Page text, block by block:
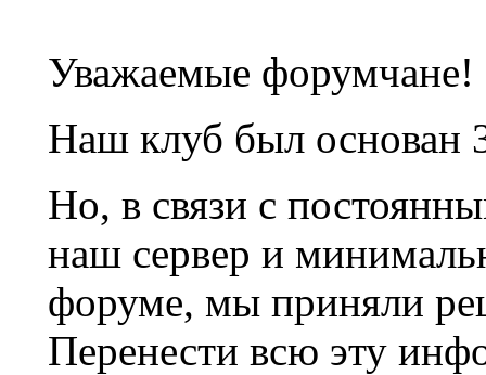
Уважаемые форумчане!
Наш клуб был основан
Но, в связи с
наш сервер и
форуме, мы приняли
Перенести всю эту